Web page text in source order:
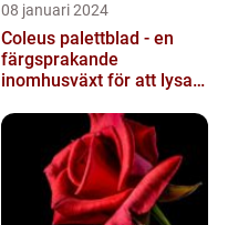
08 januari 2024
Coleus palettblad - en
färgsprakande
inomhusväxt för att lysa